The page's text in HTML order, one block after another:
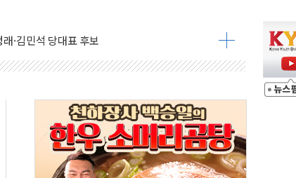
래에 승리...47.75% vs 42.08%
김민석 45.09% 정청래 43.27% 송영길 11.63%
민석 52.64% 정청래 39.89% 송영길 7.47%
한계·탄약 부족 현실화